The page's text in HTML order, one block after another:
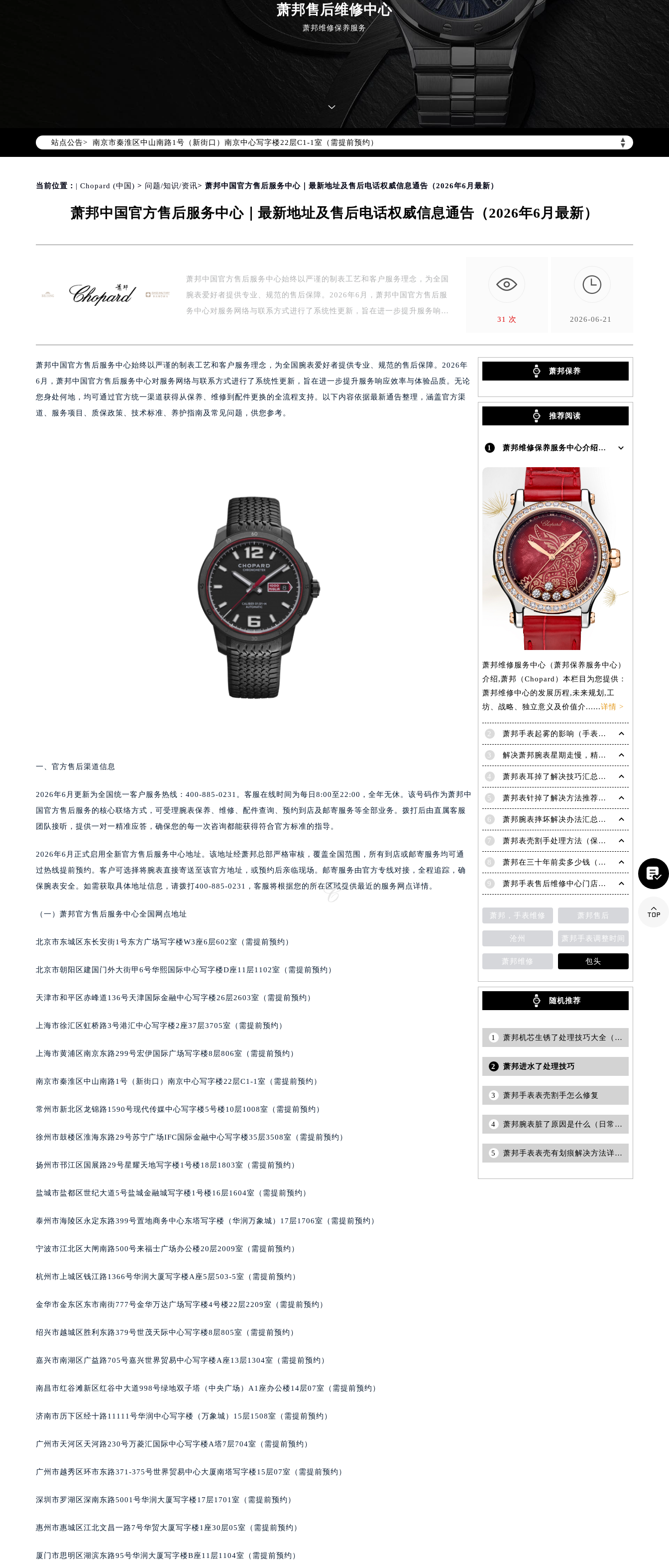
萧邦售后维修中心
萧邦维修保养服务
站点公告> ▲
▼
2026年8月萧邦全国官方售后客户服务热线：400-885-0231
萧邦官方全国统一服务热线400-885-0231，服务覆盖中国大陆、香港、澳门、台湾全部区域（非大陆需加拨“+86”）
2026年8月萧邦售后服务中心最新网点地址：
北京市朝阳区建国门外大街甲6号华熙国际中心写字楼D座11层1102室（北京总部）（需提前预约）
北京市东城区东长安街1号东方广场写字楼W3座6层602室（需提前预约）
天津市和平区赤峰道136号天津国际金融中心写字楼26层2603室（需提前预约）
上海市徐汇区虹桥路3号港汇中心写字楼2座37层3705室（需提前预约）
上海市黄浦区南京东路299号宏伊国际广场写字楼8层806室（需提前预约）
南京市秦淮区中山南路1号（新街口）南京中心写字楼22层C1-1室（需提前预约）
常州市新北区龙锦路1590号现代传媒中心写字楼5号楼10层1008室（需提前预约）
徐州市鼓楼区淮海东路29号苏宁广场IFC国际金融中心写字楼35层3508室（需提前预约）
盐城市盐都区世纪大道5号盐城金融城写字楼1号楼16层1604室（需提前预约）
宁波市江北区大闸南路500号来福士广场办公楼20层2009室（需提前预约）
南昌市红谷滩新区红谷中大道998号绿地双子塔（中央广场）A1座办公楼14层07室（需提前预约）
济南市历下区经十路11111号华润中心写字楼（万象城）15层1508室（需提前预约）
广州市天河区天河路230号万菱汇国际中心写字楼A塔7层704室（需提前预约）
厦门市思明区湖滨东路95号华润大厦写字楼B座11层1104室（需提前预约）
福州市鼓楼区五四路128-1号恒力城写字楼15层03室（需提前预约）
成都市锦江区人民东路6号SAC东原中心写字楼24层2406B室（需提前预约）
重庆市江北区观音桥步行街2号融恒时代广场写字楼9层902室（需提前预约）
温州市鹿城区锦绣路1067号置信广场10层1015室（需提前预约）
哈尔滨市道里区友谊西路600号富力中心T2座写字楼29层03室（需提前预约）
大连市中山区人民路15号国际金融大厦7层G室（需提前预约）
佛山市禅城区季华五路57号万科金融中心C座12层1205室（需提前预约）
东莞市东城街道鸿福东路1号民盈国贸中心T1写字楼9层907室（需提前预约）
无锡市梁溪区人民中路139号恒隆广场写字楼1座11层1104室（需提前预约）
南通市崇川区工农路57号圆融广场写字楼16层1603室（需提前预约）
苏州市苏州工业园区星港街199号苏州中心办公楼C座22层08室（需提前预约）
武汉市江汉区解放大道686号世界贸易大厦38层09室（需提前预约）
南宁市青秀区金湖路59号地王大厦12楼1224室（需提前预约）
合肥市蜀山区潜山路111号万象城华润大厦B座12楼03室（需提前预约）
泉州市丰泽区宝洲路729号浦西万达中心写字楼A座7楼709室（需提前预约）
青岛市南区山东路6号华润大厦B座22层04室（需提前预约）
烟台市芝罘区胜利路139号万达金融中心A座907室（需提前预约）
长春市朝阳区西安大路727号中银大厦A座(旺进大厦)18层09室（需提前预约）
海口市龙华区金贸东路5号海口华润大厦B座17层1707室（需提前预约）
台州市椒江区东海大道1800号腾达中心东1幢20楼2002室（需提前预约）
内蒙古自治区呼和浩特市玉泉区大学西街70号华润万象城写字楼（鄂尔多斯大厦）23层2326室（需提前预约）
甘肃省兰州市七里河区西津西路16号兰州中心写字楼21层2102室（需提前预约）
黑龙江省大庆市萨尔图区会战大街萧邦售后服务中心（需提前预约）
黑龙江省鹤岗市向阳区红军路萧邦售后服务中心（需提前预约）
黑龙江省黑河市爱辉区中央街萧邦售后服务中心（需提前预约）
黑龙江省佳木斯市向阳区长安路萧邦售后服务中心（需提前预约）
黑龙江省七台河市桃山区大同街萧邦售后服务中心（需提前预约）
黑龙江省双鸭山市尖山区新兴大街萧邦售后服务中心（需提前预约）
黑龙江省伊春市伊美区通河路萧邦售后服务中心（需提前预约）
吉林省白山市浑江区浑江大街萧邦售后服务中心（需提前预约）
吉林省辽源市龙山区人民大街萧邦售后服务中心（需提前预约）
吉林省四平市铁东区紫气大路与南九经街交汇处萧邦售后服务中心（需提前预约）
吉林省通化市东昌区环通乡江南大街萧邦售后服务中心（需提前预约）
辽宁省鞍山市铁东区站前街萧邦售后服务中心（需提前预约）
辽宁省朝阳市双塔区新华路萧邦售后服务中心（需提前预约）
辽宁省抚顺市新抚区东一路萧邦售后服务中心（需提前预约）
辽宁省葫芦岛市连山区中央路萧邦售后服务中心（需提前预约）
辽宁省辽阳市白塔区新运大街萧邦售后服务中心（需提前预约）
辽宁省铁岭市银州区南马路萧邦售后服务中心（需提前预约）
辽宁省沈阳市沈河区中街路137号亨得利名表维修授权店1楼萧邦售后服务中心（需提前预约）
北京市朝阳区建国门外大街甲6号华熙国际中心D座11层1102室萧邦售后服务中心（北京总部）（需提前预约）
河北省保定市竞秀区朝阳北大街北国先天下萧邦售后服务中心（需提前预约）
内蒙古自治区巴彦淖尔市临河区新华街萧邦售后服务中心（需提前预约）
内蒙古自治区赤峰市红山区哈达街萧邦售后服务中心（需提前预约）
内蒙古自治区呼伦贝尔市海拉尔区中央街萧邦售后服务中心（需提前预约）
内蒙古自治区乌海市海勃湾区人民南路萧邦售后服务中心（需提前预约）
内蒙古自治区锡林郭勒盟市锡林浩特市光明街与额尔敦路交叉口萧邦售后服务中心（需提前预约）
山西省大同市平城区迎宾街萧邦售后服务中心（需提前预约）
山西省晋中市榆次区顺城街萧邦售后服务中心（需提前预约）
当前位置： | Chopard (中国) > 问题/知识/资讯> 萧邦中国官方售后服务中心｜最新地址及售后电话权威信息通告（2026年6月最新）
萧邦中国官方售后服务中心｜最新地址及售后电话权威信息通告（2026年6月最新）
萧邦中国官方售后服务中心始终以严谨的制表工艺和客户服务理念，为全国
腕表爱好者提供专业、规范的售后保障。2026年6月，萧邦中国官方售后服
务中心对服务网络与联系方式进行了系统性更新，旨在进一步提升服务响应
31 次

2026-06-21
萧邦中国官方售后服务中心始终以严谨的制表工艺和客户服务理念，为全国腕表爱好者提供专业、规范的售后保障。2026年
6月，萧邦中国官方售后服务中心对服务网络与联系方式进行了系统性更新，旨在进一步提升服务响应效率与体验品质。无论
您身处何地，均可通过官方统一渠道获得从保养、维修到配件更换的全流程支持。以下内容依据最新通告整理，涵盖官方渠
道、服务项目、质保政策、技术标准、养护指南及常见问题，供您参考。
一、官方售后渠道信息
2026年6月更新为全国统一客户服务热线：400-885-0231。客服在线时间为每日8:00至22:00，全年无休。该号码作为萧邦中
国官方售后服务的核心联络方式，可受理腕表保养、维修、配件查询、预约到店及邮寄服务等全部业务。拨打后由直属客服
团队接听，提供一对一精准应答，确保您的每一次咨询都能获得符合官方标准的指导。
2026年6月正式启用全新官方售后服务中心地址。该地址经萧邦总部严格审核，覆盖全国范围，所有到店或邮寄服务均可通
过热线提前预约。客户可选择将腕表直接寄送至该官方地址，或预约后亲临现场。邮寄服务由官方专线对接，全程追踪，确
保腕表安全。如需获取具体地址信息，请拨打400-885-0231，客服将根据您的所在区域提供最近的服务网点详情。
（一）萧邦官方售后服务中心全国网点地址
北京市东城区东长安街1号东方广场写字楼W3座6层602室（需提前预约）
北京市朝阳区建国门外大街甲6号华熙国际中心写字楼D座11层1102室（需提前预约）
天津市和平区赤峰道136号天津国际金融中心写字楼26层2603室（需提前预约）
上海市徐汇区虹桥路3号港汇中心写字楼2座37层3705室（需提前预约）
上海市黄浦区南京东路299号宏伊国际广场写字楼8层806室（需提前预约）
南京市秦淮区中山南路1号（新街口）南京中心写字楼22层C1-1室（需提前预约）
常州市新北区龙锦路1590号现代传媒中心写字楼5号楼10层1008室（需提前预约）
徐州市鼓楼区淮海东路29号苏宁广场IFC国际金融中心写字楼35层3508室（需提前预约）
扬州市邗江区国展路29号星耀天地写字楼1号楼18层1803室（需提前预约）
盐城市盐都区世纪大道5号盐城金融城写字楼1号楼16层1604室（需提前预约）
泰州市海陵区永定东路399号置地商务中心东塔写字楼（华润万象城）17层1706室（需提前预约）
宁波市江北区大闸南路500号来福士广场办公楼20层2009室（需提前预约）
杭州市上城区钱江路1366号华润大厦写字楼A座5层503-5室（需提前预约）
金华市金东区东市南街777号金华万达广场写字楼4号楼22层2209室（需提前预约）
绍兴市越城区胜利东路379号世茂天际中心写字楼8层805室（需提前预约）
嘉兴市南湖区广益路705号嘉兴世界贸易中心写字楼A座13层1304室（需提前预约）
南昌市红谷滩新区红谷中大道998号绿地双子塔（中央广场）A1座办公楼14层07室（需提前预约）
济南市历下区经十路11111号华润中心写字楼（万象城）15层1508室（需提前预约）
广州市天河区天河路230号万菱汇国际中心写字楼A塔7层704室（需提前预约）
广州市越秀区环市东路371-375号世界贸易中心大厦南塔写字楼15层07室（需提前预约）
深圳市罗湖区深南东路5001号华润大厦写字楼17层1701室（需提前预约）
惠州市惠城区江北文昌一路7号华贸大厦写字楼1座30层05室（需提前预约）
厦门市思明区湖滨东路95号华润大厦写字楼B座11层1104室（需提前预约）
萧邦保养
推荐阅读
1 萧邦维修保养服务中心介绍 | Chopard
萧邦维修服务中心（萧邦保养服务中心）
介绍,萧邦（Chopard）本栏目为您提供：
萧邦维修中心的发展历程,未来规划,工
坊、战略、独立意义及价值介......详情 >
2 萧邦手表起雾的影响（手表起雾维护建议）
3 解决萧邦腕表星期走慢，精准调校秘籍在这里
4 萧邦表耳掉了解决技巧汇总（轻松修复爱表的小妙招）
5 萧邦表针掉了解决方法推荐（轻松修复你的爱表）
6 萧邦腕表摔坏解决办法汇总（专业修复与日常保养技巧）
7 萧邦表壳割手处理方法（保养与修复技巧指南）
8 萧邦在三十年前卖多少钱（名表价格变迁的历史洞察）
9 萧邦手表售后维修中心门店地址
萧邦，手表维修 萧邦售后
沧州 萧邦手表调整时间
萧邦维修 包头
随机推荐
1 萧邦机芯生锈了处理技巧大全（保养手表的实用指南）
2 萧邦进水了处理技巧
3 萧邦手表表壳割手怎么修复
4 萧邦腕表脏了原因是什么（日常保养与清洁指南）
5 萧邦手表表壳有划痕解决方法详解（专业修复技巧与注意事项）

